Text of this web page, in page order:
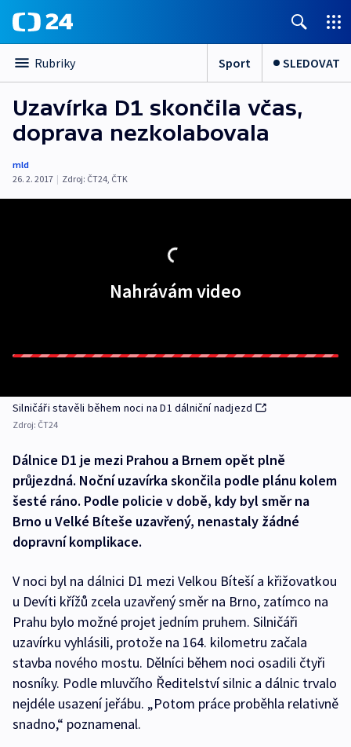
Rubriky Sport SLEDOVAT
Uzavírka D1 skončila včas,
doprava nezkolabovala
mld
26. 2. 2017 | Zdroj: ČT24, ČTK
Nahrávám video
Silničáři stavěli během noci na D1 dálniční nadjezd
Zdroj: ČT24
Dálnice D1 je mezi Prahou a Brnem opět plně
průjezdná. Noční uzavírka skončila podle plánu kolem
šesté ráno. Podle policie v době, kdy byl směr na
Brno u Velké Bíteše uzavřený, nenastaly žádné
dopravní komplikace.
V noci byl na dálnici D1 mezi Velkou Bíteší a křižovatkou
u Devíti křížů zcela uzavřený směr na Brno, zatímco na
Prahu bylo možné projet jedním pruhem. Silničáři
uzavírku vyhlásili, protože na 164. kilometru začala
stavba nového mostu. Dělníci během noci osadili čtyři
nosníky. Podle mluvčího Ředitelství silnic a dálnic trvalo
nejdéle usazení jeřábu. „Potom práce proběhla relativně
snadno,“ poznamenal.